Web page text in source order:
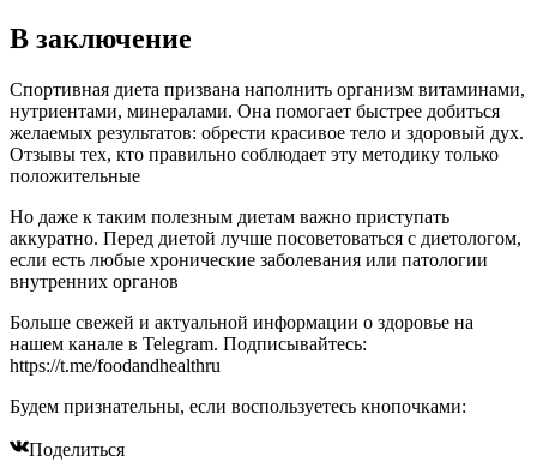
В заключение
Спортивная диета призвана наполнить организм витаминами,
нутриентами, минералами. Она помогает быстрее добиться
желаемых результатов: обрести красивое тело и здоровый дух.
Отзывы тех, кто правильно соблюдает эту методику только
положительные
Но даже к таким полезным диетам важно приступать
аккуратно. Перед диетой лучше посоветоваться с диетологом,
если есть любые хронические заболевания или патологии
внутренних органов
Больше свежей и актуальной информации о здоровье на
нашем канале в Telegram. Подписывайтесь:
https://t.me/foodandhealthru
Будем признательны, если воспользуетесь кнопочками:
Поделиться